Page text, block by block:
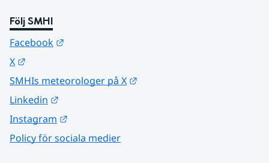
Följ SMHI
Facebook
X
SMHIs meteorologer på X
Linkedin
Instagram
Policy för sociala medier